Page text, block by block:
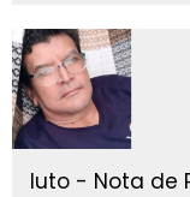
luto - Nota de